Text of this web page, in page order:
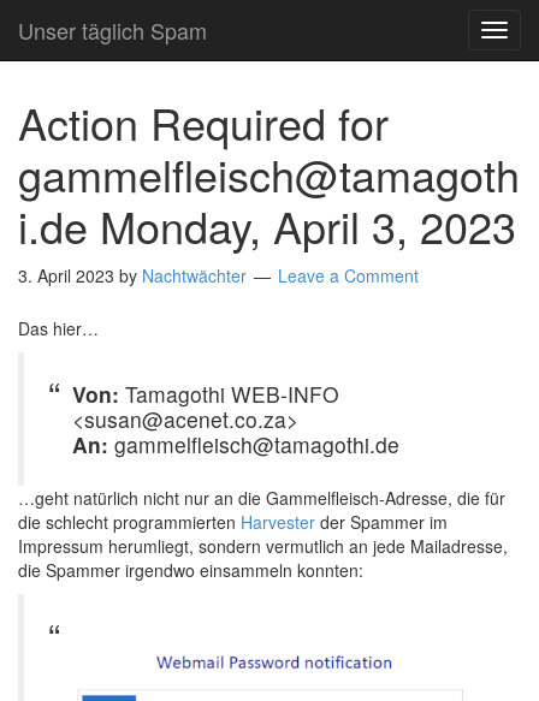
Unser täglich Spam
A­c­t­i­o­n­ R­e­q­u­i­r­e­d for
gammelfleisch@tamagoth
i.de Monday, April 3, 2023
3. April 2023 by Nachtwächter Leave a Comment
Das hier…
Von: Tamagothi WEB-INFO
<susan@acenet.co.za>
An: gammelfleisch@tamagothi.de
…geht natürlich nicht nur an die Gammelfleisch-Adresse, die für
die schlecht programmierten Harvester der Spammer im
Impressum herumliegt, sondern vermutlich an jede Mailadresse,
die Spammer irgendwo einsammeln konnten: